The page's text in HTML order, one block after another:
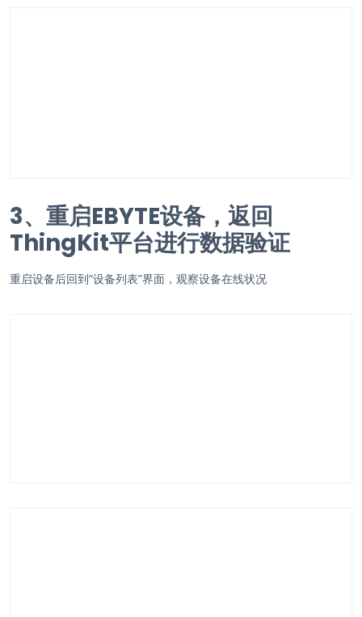
3、重启EBYTE设备，返回
ThingKit平台进行数据验证
重启设备后回到“设备列表”界面，观察设备在线状况